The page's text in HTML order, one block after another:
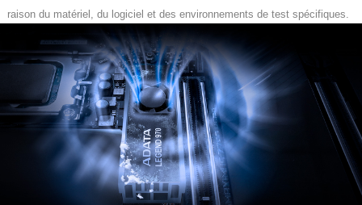
raison du matériel, du logiciel et des environnements de test spécifiques.